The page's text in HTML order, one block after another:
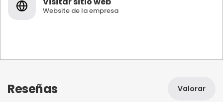
Website de la empresa
Reseñas Valorar